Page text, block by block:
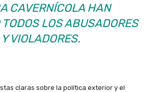
CAVERNÍCOLA HAN
LOS ABUSADORES
Y VIOLADORES.
claras sobre la política exterior y el